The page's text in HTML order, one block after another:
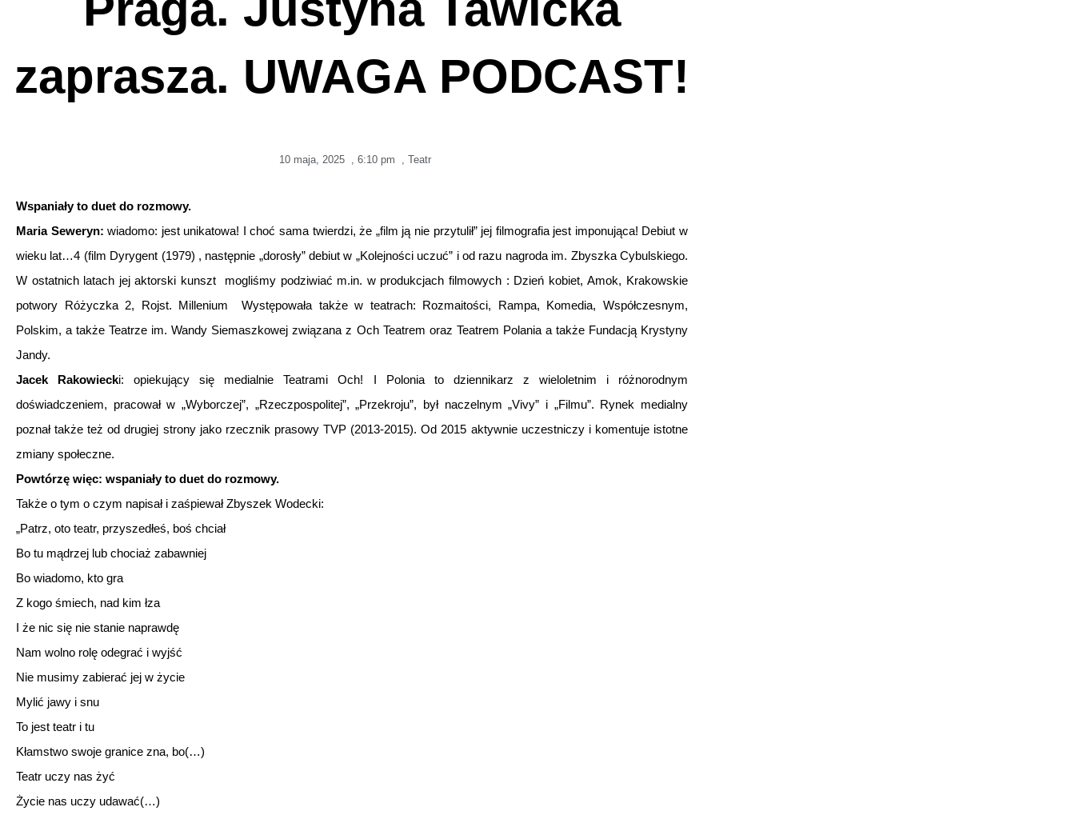
zaprasza. UWAGA PODCAST!
10 maja, 2025 , 6:10 pm , Teatr
Wspaniały to duet do rozmowy.
Maria Seweryn: wiadomo: jest unikatowa! I choć sama twierdzi, że „film ją nie przytulił” jej filmografia jest imponująca! Debiut w
wieku lat…4 (film Dyrygent (1979) , następnie „dorosły” debiut w „Kolejności uczuć” i od razu nagroda im. Zbyszka Cybulskiego.
W ostatnich latach jej aktorski kunszt mogliśmy podziwiać m.in. w produkcjach filmowych : Dzień kobiet, Amok, Krakowskie
potwory Różyczka 2, Rojst. Millenium Występowała także w teatrach: Rozmaitości, Rampa, Komedia, Współczesnym,
Polskim, a także Teatrze im. Wandy Siemaszkowej związana z Och Teatrem oraz Teatrem Polania a także Fundacją Krystyny
Jandy.
Jacek Rakowiecki: opiekujący się medialnie Teatrami Och! I Polonia to dziennikarz z wieloletnim i różnorodnym
doświadczeniem, pracował w „Wyborczej”, „Rzeczpospolitej”, „Przekroju”, był naczelnym „Vivy” i „Filmu”. Rynek medialny
poznał także też od drugiej strony jako rzecznik prasowy TVP (2013-2015). Od 2015 aktywnie uczestniczy i komentuje istotne
zmiany społeczne.
Powtórzę więc: wspaniały to duet do rozmowy.
Także o tym o czym napisał i zaśpiewał Zbyszek Wodecki:
„Patrz, oto teatr, przyszedłeś, boś chciał
Bo tu mądrzej lub chociaż zabawniej
Bo wiadomo, kto gra
Z kogo śmiech, nad kim łza
I że nic się nie stanie naprawdę
Nam wolno rolę odegrać i wyjść
Nie musimy zabierać jej w życie
Mylić jawy i snu
To jest teatr i tu
Kłamstwo swoje granice zna, bo(…)
Teatr uczy nas żyć
Życie nas uczy udawać(…)